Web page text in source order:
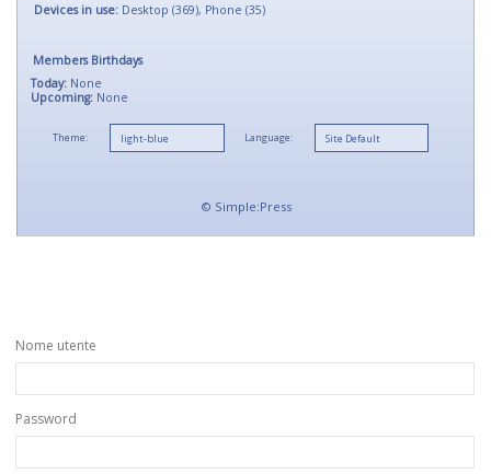
Devices in use: Desktop (369), Phone (35)
Members Birthdays
Today: None
Upcoming: None
Theme: Language:
© Simple:Press
Nome utente
Password